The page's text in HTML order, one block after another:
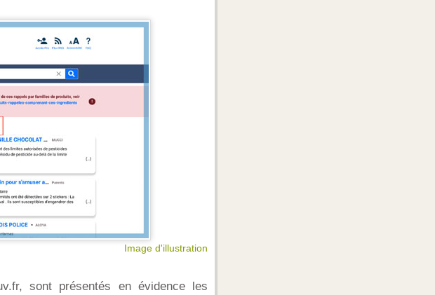
Image d'illustration
sont présentés en évidence les